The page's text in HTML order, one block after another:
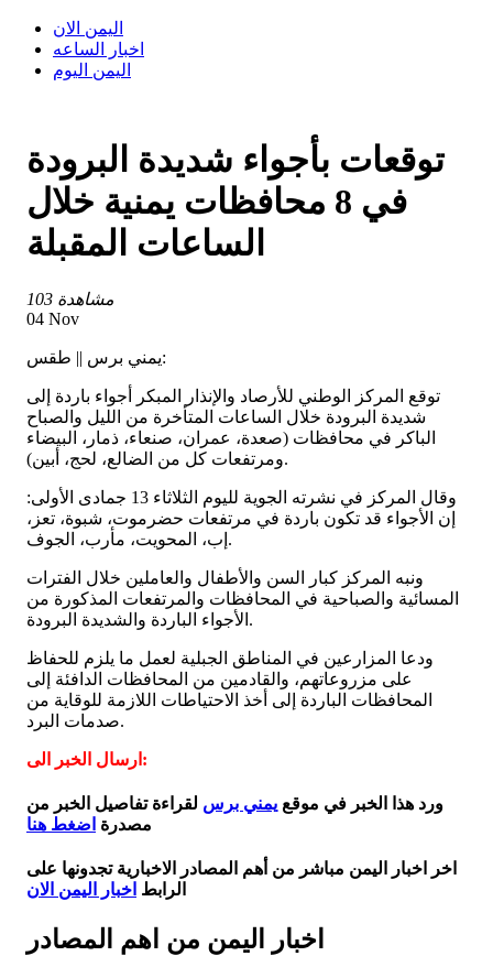
اليمن الان
اخبار الساعه
اليمن اليوم
توقعات بأجواء شديدة البرودة
في 8 محافظات يمنية خلال
الساعات المقبلة
103 مشاهدة
04 Nov
يمني برس || طقس:
توقع المركز الوطني للأرصاد والإنذار المبكر أجواء باردة إلى
شديدة البرودة خلال الساعات المتأخرة من الليل والصباح
الباكر في محافظات (صعدة، عمران، صنعاء، ذمار، البيضاء
ومرتفعات كل من الضالع، لحج، أبين).
وقال المركز في نشرته الجوية لليوم الثلاثاء 13 جمادى الأولى:
إن الأجواء قد تكون باردة في مرتفعات حضرموت، شبوة، تعز،
إب، المحويت، مأرب، الجوف.
ونبه المركز كبار السن والأطفال والعاملين خلال الفترات
المسائية والصباحية في المحافظات والمرتفعات المذكورة من
الأجواء الباردة والشديدة البرودة.
ودعا المزارعين في المناطق الجبلية لعمل ما يلزم للحفاظ
على مزروعاتهم، والقادمين من المحافظات الدافئة إلى
المحافظات الباردة إلى أخذ الاحتياطات اللازمة للوقاية من
صدمات البرد.
ارسال الخبر الى:
ورد هذا الخبر في موقع يمني برس لقراءة تفاصيل الخبر من
مصدرة اضغط هنا
اخر اخبار اليمن مباشر من أهم المصادر الاخبارية تجدونها على
الرابط اخبار اليمن الان
اخبار اليمن من اهم المصادر